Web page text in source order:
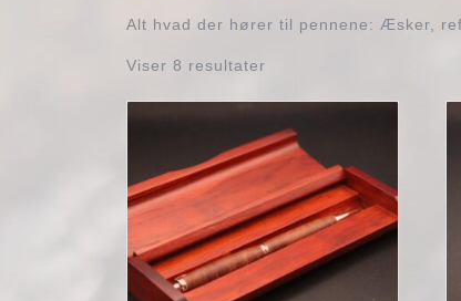
Alt hvad der hører til pennene: Æsker,
Viser 8 resultater